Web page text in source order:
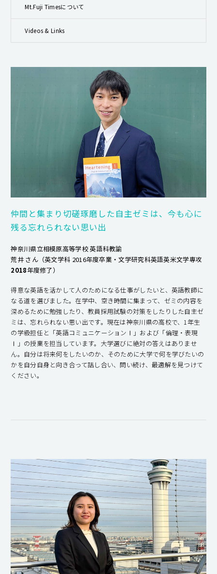
Mt.Fuji Timesについて
Videos & Links
仲間と集まり切磋琢磨した自主ゼミは、今も心に
残る忘れられない思い出
神奈川県立相模原高等学校 英語科教諭
荒井 さん（英文学科 2016年度卒業・文学研究科英語英米文学専攻
2018年度修了）
得意な英語を活かして人のためになる仕事がしたいと、英語教師に
なる道を選びました。在学中、空き時間に集まって、ゼミの内容を
深めるために勉強したり、教員採用試験の対策をしたりした自主ゼ
ミは、忘れられない思い出です。現在は神奈川県の高校で、1年生
の学級担任と「英語コミュニケーションⅠ」および「倫理・表現
Ⅰ」の授業を担当しています。大学選びに絶対の答えはありませ
ん。自分は将来何をしたいのか、そのために大学で何を学びたいの
かを自分自身と向き合って話し合い、問い続け、最適解を見つけて
ください。